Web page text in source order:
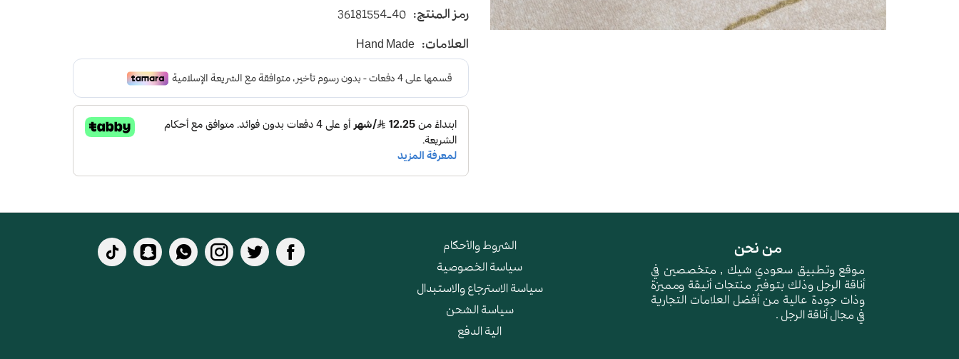
يأتي بأرضية متوسطة الإرتفاع باللون البيج
و طبقة اسفنجية عالية الجودة لتعطي شعور بالراحة ومقاومة الإنزلاق و التآكل
رمز المنتج: 36181554-40
العلامات: Hand Made
من نحن
موقع وتطبيق سعودي شيك , متخصصين في
أناقة الرجل وذلك بتوفير منتجات أنيقة ومميزة
وذات جودة عالية من أفضل العلامات التجارية
في مجال أناقة الرجل .
الشروط والأحكام
سياسة الخصوصية
سياسة الاسترجاع والاستبدال
سياسة الشحن
الية الدفع